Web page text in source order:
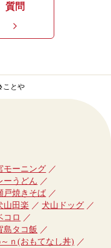
質問
ことや
モーニング
ーうどん
戸焼きそば
山田楽
犬山ドッグ
コロ
島タコ飯
ｎ(おもてなし丼)